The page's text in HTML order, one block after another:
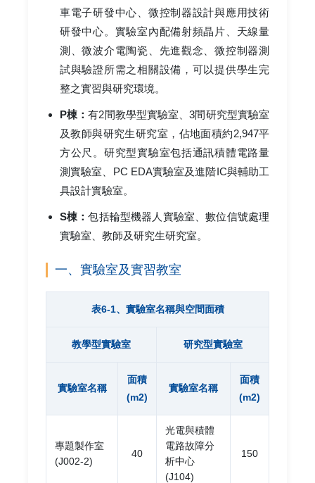
車電子研發中心、微控制器設計與應用技術
研發中心。實驗室內配備射頻晶片、天線量
測、微波介電陶瓷、先進觀念、微控制器測
試與驗證所需之相關設備，可以提供學生完
整之實習與研究環境。
P棟：有2間教學型實驗室、3間研究型實驗室
及教師與研究生研究室，佔地面積約2,947平
方公尺。研究型實驗室包括通訊積體電路量
測實驗室、PC EDA實驗室及進階IC與輔助工
具設計實驗室。
S棟：包括輪型機器人實驗室、數位信號處理
實驗室、教師及研究生研究室。
一、實驗室及實習教室
表6-1、實驗室名稱與空間面積
教學型實驗室 研究型實驗室
實驗室名稱
面積
(m2)
實驗室名稱
面積
(m2)
專題製作室
(J002-2)
40
光電與積體
電路故障分
析中心
(J104)
150